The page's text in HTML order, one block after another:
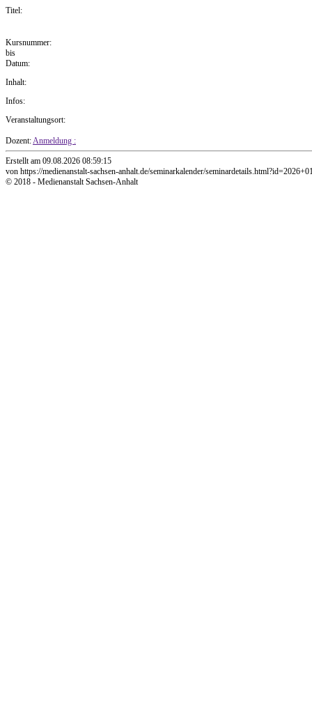
Titel:
Kursnummer:
bis
Datum:
Inhalt:
Infos:
Veranstaltungsort:
Dozent:Anmeldung :
Erstellt am 09.08.2026 08:59:15
von https://medienanstalt-sachsen-anhalt.de/seminarkalender/
© 2018 - Medienanstalt Sachsen-Anhalt